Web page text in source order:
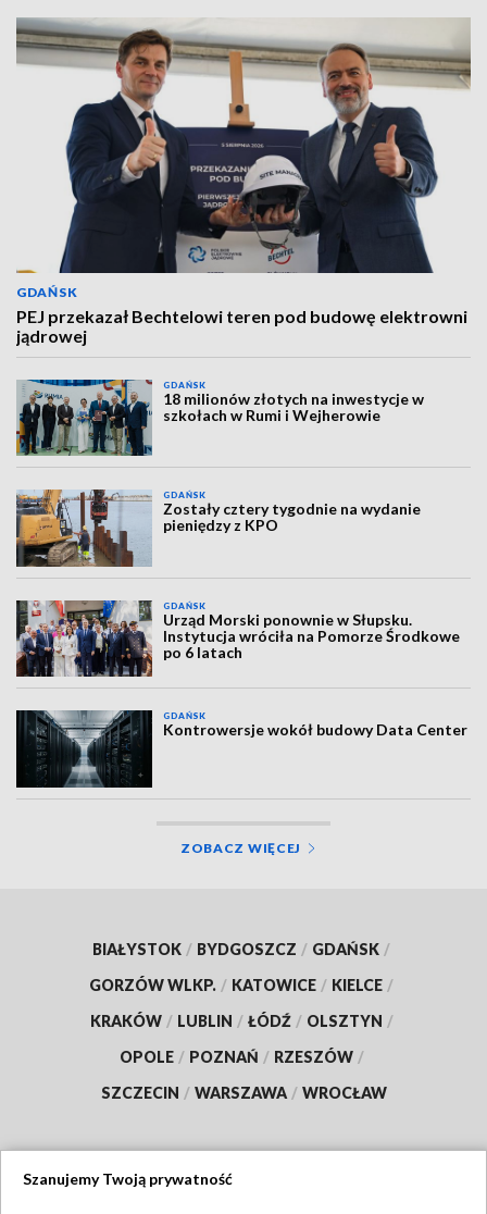
GDAŃSK
PEJ przekazał Bechtelowi teren pod budowę elektrowni
jądrowej
GDAŃSK
18 milionów złotych na inwestycje w
szkołach w Rumi i Wejherowie
GDAŃSK
Zostały cztery tygodnie na wydanie
pieniędzy z KPO
GDAŃSK
Urząd Morski ponownie w Słupsku.
Instytucja wróciła na Pomorze Środkowe
po 6 latach
GDAŃSK
Kontrowersje wokół budowy Data Center
ZOBACZ WIĘCEJ
BIAŁYSTOK / BYDGOSZCZ / GDAŃSK /
GORZÓW WLKP. / KATOWICE / KIELCE /
KRAKÓW / LUBLIN / ŁÓDŹ / OLSZTYN /
OPOLE / POZNAŃ / RZESZÓW /
SZCZECIN / WARSZAWA / WROCŁAW
Szanujemy Twoją prywatność